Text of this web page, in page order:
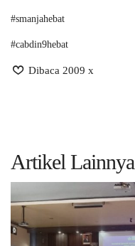
#smanjahebat
#cabdin9hebat
Dibaca 2009 x
Artikel Lainnya